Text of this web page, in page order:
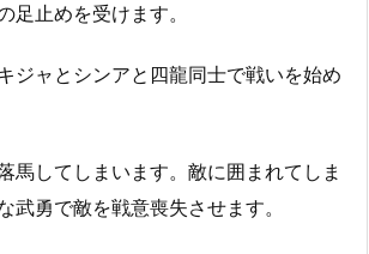
足止めを受けます。
ジャとシンアと四龍同士で戦いを始め
馬してしまいます。敵に囲まれてしま
武勇で敵を戦意喪失させます。